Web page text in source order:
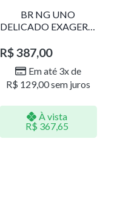
BR NG UNO
DELICADO EXAGERO
R$387,00
Em até 3x de
R$ 129,00sem juros
À vista
R$ 367,65